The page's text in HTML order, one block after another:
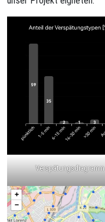
Verspätungsdiagramm